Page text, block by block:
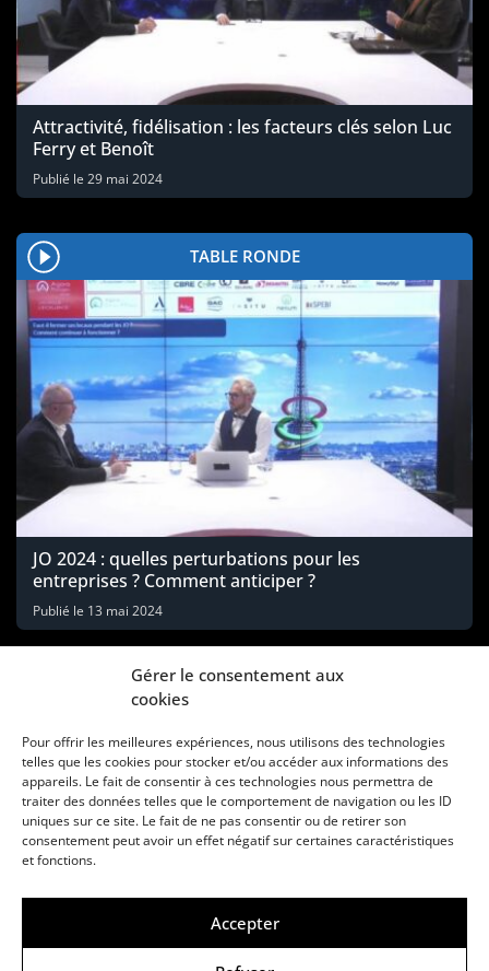
Gérer le consentement aux
cookies
Pour offrir les meilleures expériences, nous utilisons des technologies
telles que les cookies pour stocker et/ou accéder aux informations des
appareils. Le fait de consentir à ces technologies nous permettra de
traiter des données telles que le comportement de navigation ou les ID
uniques sur ce site. Le fait de ne pas consentir ou de retirer son
consentement peut avoir un effet négatif sur certaines caractéristiques
et fonctions.
Accepter
Attractivité, fidélisation : les facteurs clés selon Luc
Ferry et Benoît
Publié le 29 mai 2024
TABLE RONDE
JO 2024 : quelles perturbations pour les
entreprises ? Comment anticiper ?
Publié le 13 mai 2024
Une marque d’Agora Médias, éditeur de presse
© Copyright ANews WorkWell 2026